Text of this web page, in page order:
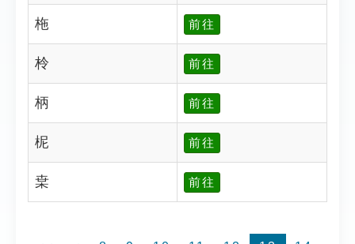
柂 前往
柃 前往
柄 前往
柅 前往
枽 前往